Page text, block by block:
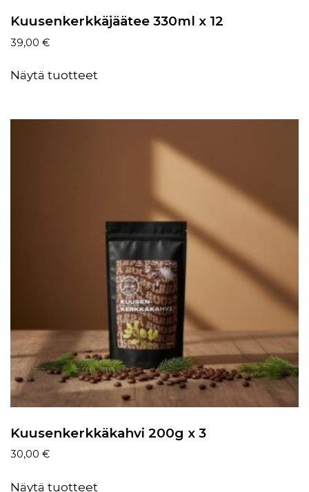
Kuusenkerkkäjäätee 330ml x 12
39,00 €
Näytä tuotteet
Kuusenkerkkäkahvi 200g x 3
30,00 €
Näytä tuotteet